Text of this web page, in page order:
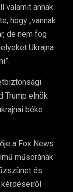
valamit annak
hogy „vannak
de nem fog
Ukrajna
Trump elnök
béke
a Fox News
műsorának
és